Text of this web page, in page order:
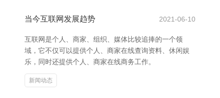
当今互联网发展趋势 2021-06-10
互联网是个人、商家、组织、媒体比较追捧的一个领
域，它不仅可以提供个人、商家在线查询资料、休闲娱
乐，同时还提供个人、商家在线商务工作。
新闻动态